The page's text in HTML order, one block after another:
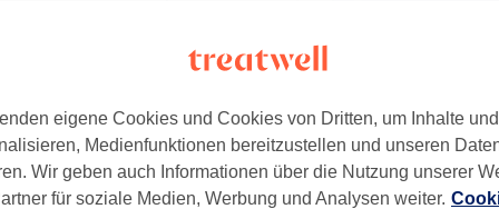
20 €
eigene Cookies und Cookies von Dritten, um Inhalte
Medienfunktionen bereitzustellen und unseren
Wir geben auch Informationen über die Nutzung unserer
für soziale Medien, Werbung und Analysen weiter.